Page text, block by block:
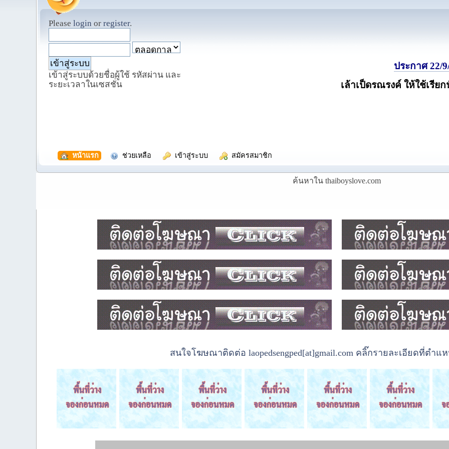
Please login or register.
เข้าสู่ระบบด้วยชื่อผู้ใช้ รหัสผ่าน และ
ระยะเวลาในเซสชั่น
ประกาศ 22/
เล้าเป็ดรณรงค์ ให้ใช้เรีย
หน้าแรก ช่วยเหลือ เข้าสู่ระบบ สมัครสมาชิก
ค้นหาใน thaiboyslove.com
สนใจโฆษณาติดต่อ laopedsengped[at]gmail.com คลิ๊กรายละเอียดที่ตำแ